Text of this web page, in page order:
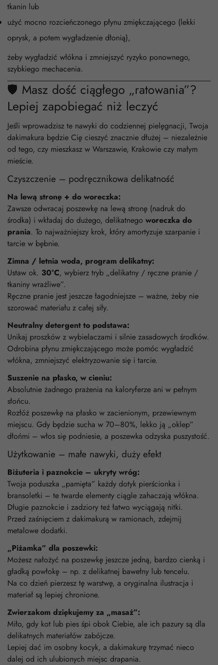
tkanin lub
użyć mocno rozcieńczonego płynu zmiękczającego (lekki
oprysk, a potem wygładzenie dłonią),
żeby wygładzić włókna i zmniejszyć ryzyko ponownego,
szybkiego mechacenia.
🛡️ Masz dość ciągłego „ratowania”?
Lepiej zapobiegać niż leczyć
Jeśli wprowadzisz te nawyki do codziennej pielęgnacji, Twoja
dakimakura będzie Cię cieszyć znacznie dłużej – niezależnie
od tego, czy mieszkasz w Warszawie, Krakowie czy małym
mieście.
Czyszczenie – podręcznikowa delikatność
Na lewą stronę + do woreczka:
Zawsze odwracaj poszewkę na lewą stronę (nadruk do
środka) i wkładaj do dużego, delikatnego woreczka do
prania. To najważniejszy krok, który amortyzuje szarpanie i
tarcie w bębnie.
Zimna / letnia woda, program delikatny:
Ustaw ok. 30°C, wybierz tryb „delikatny / ręczne pranie /
tkaniny wrażliwe”.
Ręczne pranie jest jeszcze łagodniejsze – ważne, żeby nie
szorować materiału z całej siły.
Neutralny detergent to podstawa:
Unikaj proszków z wybielaczami i silnie zasadowych środków.
Odrobina płynu zmiękczającego może pomóc wygładzić
włókna, zmniejszyć elektryzowanie się i tarcie.
Suszenie na płasko, w cieniu:
Absolutnie żadnego prażenia na kaloryferze ani w pełnym
słońcu.
Rozłóż poszewkę na płasko w zacienionym, przewiewnym
miejscu. Gdy będzie sucha w 70–80%, lekko ją „oklep”
dłońmi – włos się podniesie, a poszewka odzyska puszystość.
Użytkowanie – małe nawyki, duży efekt
Biżuteria i paznokcie – ukryty wróg:
Twoja poduszka „pamięta” każdy dotyk pierścionka i
bransoletki – te twarde elementy ciągle zahaczają włókna.
Długie paznokcie i zadziory też łatwo wyciągają nitki.
Przed zaśnięciem z dakimakurą w ramionach, zdejmij
metalowe dodatki.
„Piżamka” dla poszewki:
Możesz nałożyć na poszewkę jeszcze jedną, bardzo cienką i
gładką powłokę – np. z delikatnej bawełny lub tencelu.
Na co dzień pierzesz tę warstwę, a oryginalna ilustracja i
materiał są lepiej chronione.
Zwierzakom dziękujemy za „masaż”:
Miło, gdy kot lub pies śpi obok Ciebie, ale ich pazury są dla
delikatnych materiałów zabójcze.
Lepiej dać im osobny kocyk, a dakimakurę trzymać nieco
dalej od ich ulubionych miejsc drapania.